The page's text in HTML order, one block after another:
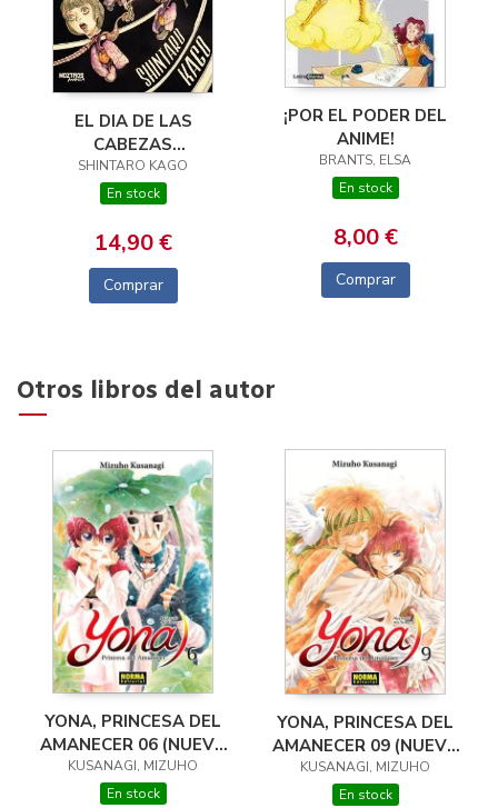
EL DIA DE LAS
CABEZAS
VOLADORAS
SHINTARO KAGO
En stock
14,90 €
Comprar
¡POR EL PODER DEL
ANIME!
BRANTS, ELSA
En stock
8,00 €
Comprar
Otros libros del autor
YONA, PRINCESA DEL
AMANECER 06 (NUEVA
EDICIÓNE)
KUSANAGI, MIZUHO
En stock
YONA, PRINCESA DEL
AMANECER 09 (NUEVA
EDICIÓN)
KUSANAGI, MIZUHO
En stock